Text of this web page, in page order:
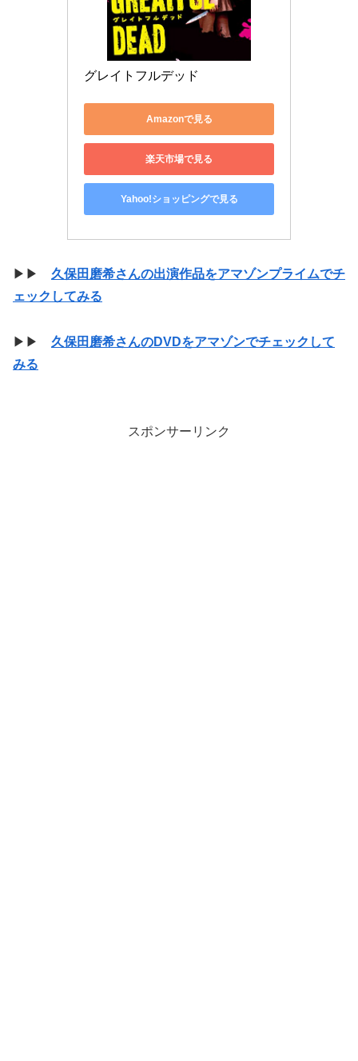
グレイトフルデッド
Amazonで見る
楽天市場で見る
Yahoo!ショッピングで見る
▶▶ 久保田磨希さんの出演作品をアマゾンプライムでチ
ェックしてみる
▶▶ 久保田磨希さんのDVDをアマゾンでチェックして
みる
スポンサーリンク